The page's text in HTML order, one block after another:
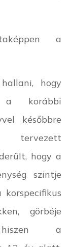
a
hogy
a korábbi
későbbre
tervezett
hogy a
szintje
korspecifikus
görbéje
hiszen a